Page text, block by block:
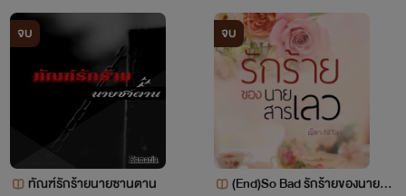
จบ
ทัณฑ์รักร้ายนายซานตาน
จบ
(End)So Bad รักร้ายของนายสา